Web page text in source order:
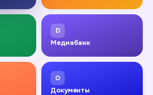
D
Медиабанк
O
Документы